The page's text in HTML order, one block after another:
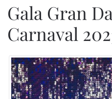
Gala Gran
Carnaval